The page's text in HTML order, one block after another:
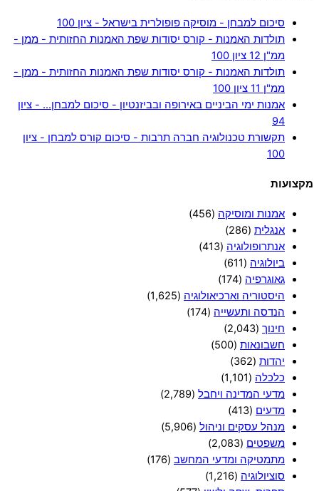
סיכום למבחן - מוסיקה פופולרית בישראל - ציון 100
תולדות האמנות - קורס יסודות שפת האמנות החזותית - ממן -
ממ"ן 12 ציון 100
תולדות האמנות - קורס יסודות שפת האמנות החזותית - ממן -
ממ"ן 11 ציון 100
אמנות ימי הביניים באירופה ובביזנטיון - סיכום למבחן… - ציון
94
תקשורת טכנולוגיה חברה תרבות - סיכום קורס למבחן - ציון
100
מקצועות
אמנות ומוסיקה (456)
אנגלית (286)
אנתרופולוגיה (413)
ביולוגיה (611)
גאוגרפיה (174)
היסטוריה וארכיאולוגיה (1,625)
הנדסה ותעשייה (174)
חינוך (2,043)
חשבונאות (500)
יהדות (362)
כלכלה (1,101)
מדעי המדינה ויחבל (2,789)
מדעים (413)
מנהל עסקים וניהול (5,906)
משפטים (2,083)
מתמטיקה ומדעי המחשב (176)
סוציולוגיה (1,216)